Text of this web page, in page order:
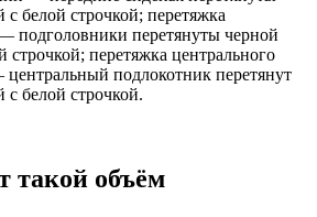
с белой строчкой; перетяжка
подголовники перетянуты черной
строчкой; перетяжка центрального
подлокотник перетянут
с белой строчкой.
такой объём